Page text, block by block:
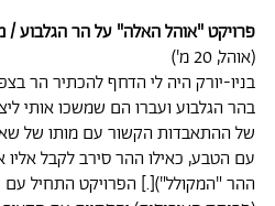
פרויקט "אוהל האלה" על הר הגלבוע /
(אוהל, 20 מ')
בניו-יורק היה לי הדחף להכתיר הר
בהר הגלבוע ועברו הם שמשכו אותי
של ההתאבדות הקשור עם מותו של
עם הטבע, כאילו ההר סירב לקבל
ההר "המקולל")[.] הפרויקט התחיל